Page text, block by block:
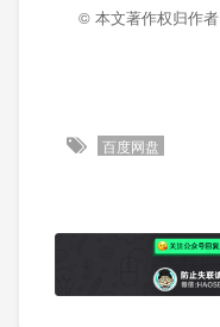
© 本文著作权归作者
百度网盘